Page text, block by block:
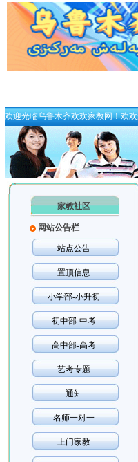
欢迎光临乌鲁木齐欢欢家教网！欢
家教社区
网站公告栏
站点公告
置顶信息
小学部-小升初
初中部-中考
高中部-高考
艺考专题
通知
名师一对一
上门家教